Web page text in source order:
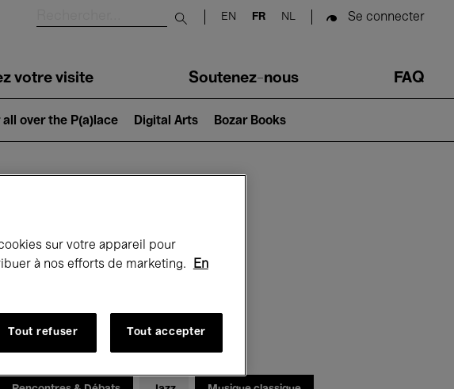
Submit search
EN FR NL Se connecter
votre visite Soutenez-nous FAQ
all over the P(a)lace Digital Arts Bozar Books
Bozar
sur votre appareil pour
à nos efforts de marketing.
En
Tout refuser Tout accepter